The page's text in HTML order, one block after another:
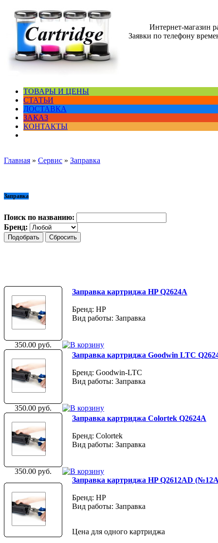
Интернет-магазин
Заявки по телефону
ТОВАРЫ И ЦЕНЫ
СТАТЬИ
ДОСТАВКА
ЗАКАЗ
КОНТАКТЫ
Главная » Сервис » Заправка
Заправка
Поиск по названию:
Бренд:
Заправка картриджа HP Q2624A
Бренд: HP
Вид работы: Заправка
350.00 руб.
Заправка картриджа Goodwin LTC
Бренд: Goodwin-LTC
Вид работы: Заправка
350.00 руб.
Заправка картриджа Colortek Q2624A
Бренд: Colortek
Вид работы: Заправка
350.00 руб.
Заправка картриджа HP Q2612AD
Бренд: HP
Вид работы: Заправка
Цена для одного картриджа